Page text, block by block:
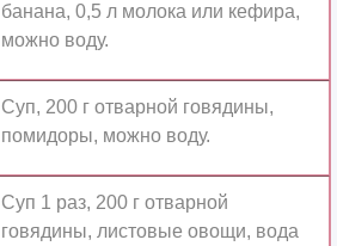
банана, 0,5 л молока или кефира,
можно воду.
Суп, 200 г отварной говядины,
помидоры, можно воду.
Суп 1 раз, 200 г отварной
говядины, листовые овощи, вода